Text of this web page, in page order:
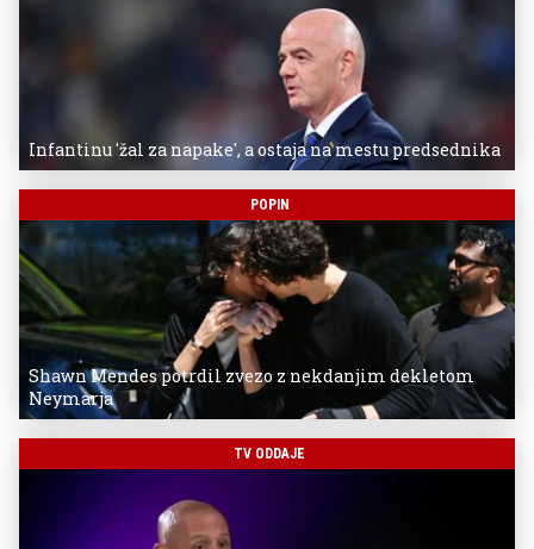
Infantinu 'žal za napake', a ostaja na mestu predsednika
POPIN
Shawn Mendes potrdil zvezo z nekdanjim dekletom
Neymarja
TV ODDAJE